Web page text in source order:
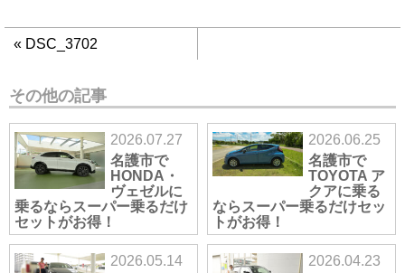
« DSC_3702
その他の記事
2026.07.27
名護市で
HONDA・
ヴェゼルに
乗るならスーパー乗るだけ
セットがお得！
2026.06.25
名護市で
TOYOTA ア
クアに乗る
ならスーパー乗るだけセッ
トがお得！
2026.05.14
2026.04.23